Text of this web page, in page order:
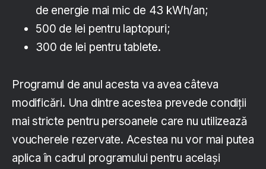
de energie mai mic de 43 kWh/an;
500 de lei pentru laptopuri;
300 de lei pentru tablete.
Programul de anul acesta va avea câteva
modificări. Una dintre acestea prevede condiții
mai stricte pentru persoanele care nu utilizează
voucherele rezervate. Acestea nu vor mai putea
aplica în cadrul programului pentru același